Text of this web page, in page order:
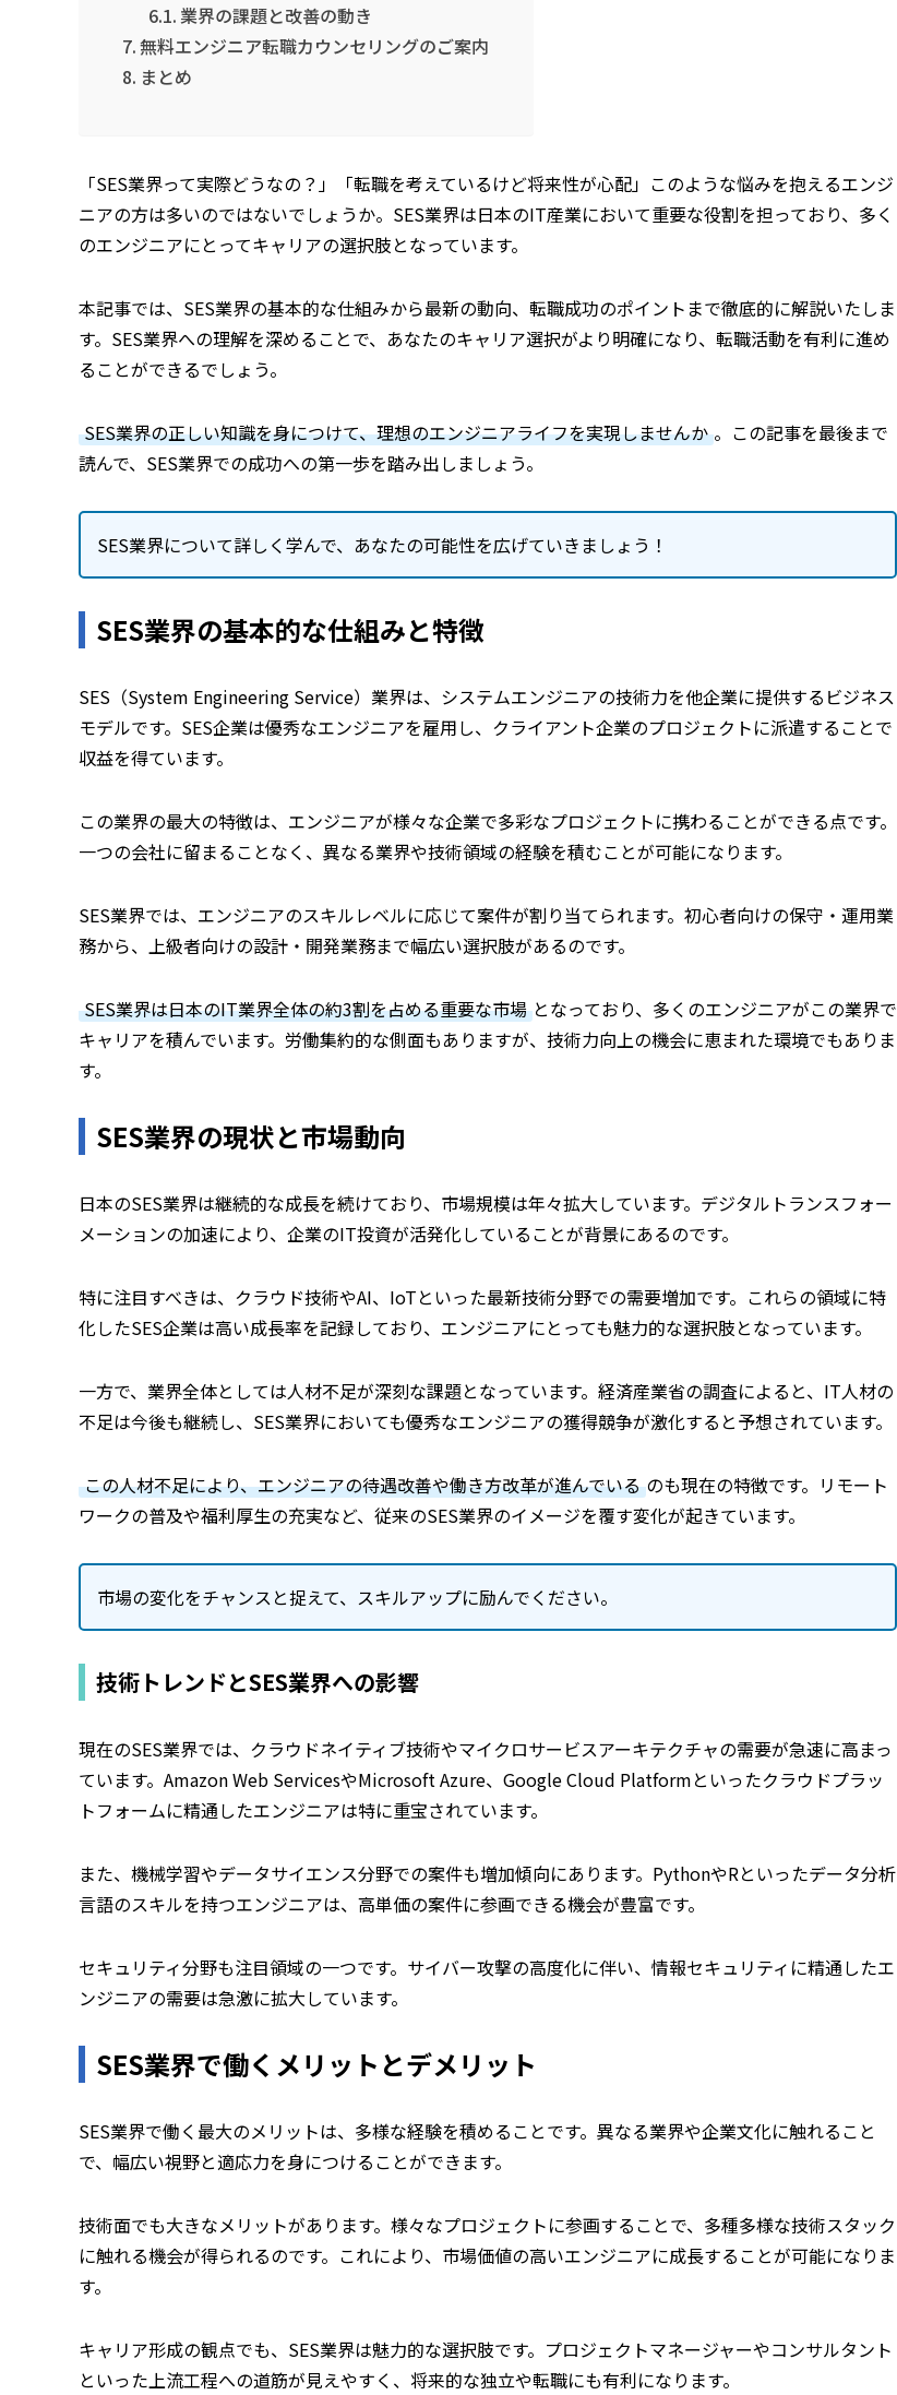
業界の課題と改善の動き
無料エンジニア転職カウンセリングのご案内
まとめ
「SES業界って実際どうなの？」「転職を考えているけど将来性が心配」このような悩みを抱えるエンジ
ニアの方は多いのではないでしょうか。SES業界は日本のIT産業において重要な役割を担っており、多く
のエンジニアにとってキャリアの選択肢となっています。
本記事では、SES業界の基本的な仕組みから最新の動向、転職成功のポイントまで徹底的に解説いたしま
す。SES業界への理解を深めることで、あなたのキャリア選択がより明確になり、転職活動を有利に進め
ることができるでしょう。
SES業界の正しい知識を身につけて、理想のエンジニアライフを実現しませんか 。この記事を最後まで
読んで、SES業界での成功への第一歩を踏み出しましょう。
SES業界について詳しく学んで、あなたの可能性を広げていきましょう！
SES業界の基本的な仕組みと特徴
SES（System Engineering Service）業界は、システムエンジニアの技術力を他企業に提供するビジネス
モデルです。SES企業は優秀なエンジニアを雇用し、クライアント企業のプロジェクトに派遣することで
収益を得ています。
この業界の最大の特徴は、エンジニアが様々な企業で多彩なプロジェクトに携わることができる点です。
一つの会社に留まることなく、異なる業界や技術領域の経験を積むことが可能になります。
SES業界では、エンジニアのスキルレベルに応じて案件が割り当てられます。初心者向けの保守・運用業
務から、上級者向けの設計・開発業務まで幅広い選択肢があるのです。
SES業界は日本のIT業界全体の約3割を占める重要な市場 となっており、多くのエンジニアがこの業界で
キャリアを積んでいます。労働集約的な側面もありますが、技術力向上の機会に恵まれた環境でもありま
す。
SES業界の現状と市場動向
日本のSES業界は継続的な成長を続けており、市場規模は年々拡大しています。デジタルトランスフォー
メーションの加速により、企業のIT投資が活発化していることが背景にあるのです。
特に注目すべきは、クラウド技術やAI、IoTといった最新技術分野での需要増加です。これらの領域に特
化したSES企業は高い成長率を記録しており、エンジニアにとっても魅力的な選択肢となっています。
一方で、業界全体としては人材不足が深刻な課題となっています。経済産業省の調査によると、IT人材の
不足は今後も継続し、SES業界においても優秀なエンジニアの獲得競争が激化すると予想されています。
この人材不足により、エンジニアの待遇改善や働き方改革が進んでいる のも現在の特徴です。リモート
ワークの普及や福利厚生の充実など、従来のSES業界のイメージを覆す変化が起きています。
市場の変化をチャンスと捉えて、スキルアップに励んでください。
技術トレンドとSES業界への影響
現在のSES業界では、クラウドネイティブ技術やマイクロサービスアーキテクチャの需要が急速に高まっ
ています。Amazon Web ServicesやMicrosoft Azure、Google Cloud Platformといったクラウドプラッ
トフォームに精通したエンジニアは特に重宝されています。
また、機械学習やデータサイエンス分野での案件も増加傾向にあります。PythonやRといったデータ分析
言語のスキルを持つエンジニアは、高単価の案件に参画できる機会が豊富です。
セキュリティ分野も注目領域の一つです。サイバー攻撃の高度化に伴い、情報セキュリティに精通したエ
ンジニアの需要は急激に拡大しています。
SES業界で働くメリットとデメリット
SES業界で働く最大のメリットは、多様な経験を積めることです。異なる業界や企業文化に触れること
で、幅広い視野と適応力を身につけることができます。
技術面でも大きなメリットがあります。様々なプロジェクトに参画することで、多種多様な技術スタック
に触れる機会が得られるのです。これにより、市場価値の高いエンジニアに成長することが可能になりま
す。
キャリア形成の観点でも、SES業界は魅力的な選択肢です。プロジェクトマネージャーやコンサルタント
といった上流工程への道筋が見えやすく、将来的な独立や転職にも有利になります。